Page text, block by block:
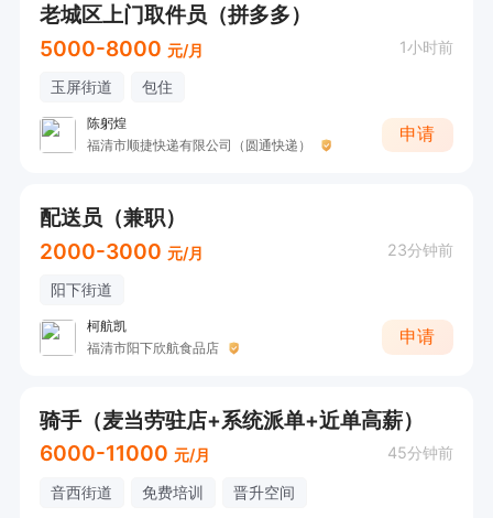
老城区上门取件员（拼多多）
5000-8000 元/月 1小时前
玉屏街道 包住
陈躬煌
福清市顺捷快递有限公司（圆通快递）
申请
配送员（兼职）
2000-3000 元/月 23分钟前
阳下街道
柯航凯
福清市阳下欣航食品店
申请
骑手（麦当劳驻店+系统派单+近单高薪）
6000-11000 元/月 45分钟前
音西街道 免费培训 晋升空间